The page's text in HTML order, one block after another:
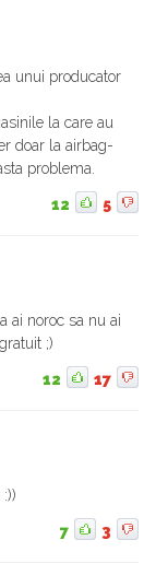
unui producator
la care au
doar la airbag-
problema.
12 5
ai noroc sa nu ai
;)
12 17
7 3